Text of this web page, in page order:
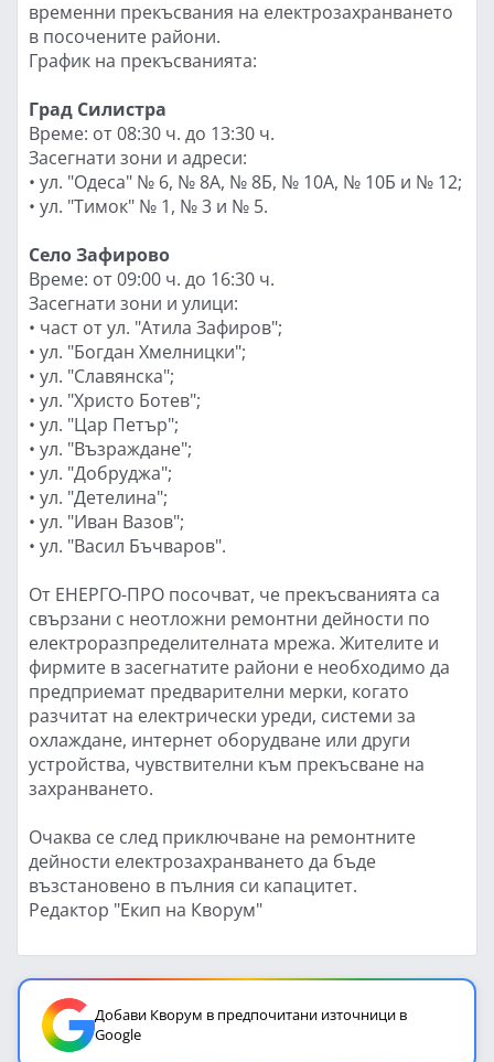
временни прекъсвания на електрозахранването
в посочените райони.
График на прекъсванията:
Град Силистра
Време: от 08:30 ч. до 13:30 ч.
Засегнати зони и адреси:
• ул. "Одеса" № 6, № 8А, № 8Б, № 10А, № 10Б и № 12;
• ул. "Тимок" № 1, № 3 и № 5.
Село Зафирово
Време: от 09:00 ч. до 16:30 ч.
Засегнати зони и улици:
• част от ул. "Атила Зафиров";
• ул. "Богдан Хмелницки";
• ул. "Славянска";
• ул. "Христо Ботев";
• ул. "Цар Петър";
• ул. "Възраждане";
• ул. "Добруджа";
• ул. "Детелина";
• ул. "Иван Вазов";
• ул. "Васил Бъчваров".
От ЕНЕРГО-ПРО посочват, че прекъсванията са
свързани с неотложни ремонтни дейности по
електроразпределителната мрежа. Жителите и
фирмите в засегнатите райони е необходимо да
предприемат предварителни мерки, когато
разчитат на електрически уреди, системи за
охлаждане, интернет оборудване или други
устройства, чувствителни към прекъсване на
захранването.
Очаква се след приключване на ремонтните
дейности електрозахранването да бъде
възстановено в пълния си капацитет.
Редактор "Екип на Кворум"
Добави Кворум в предпочитани източници в
Google